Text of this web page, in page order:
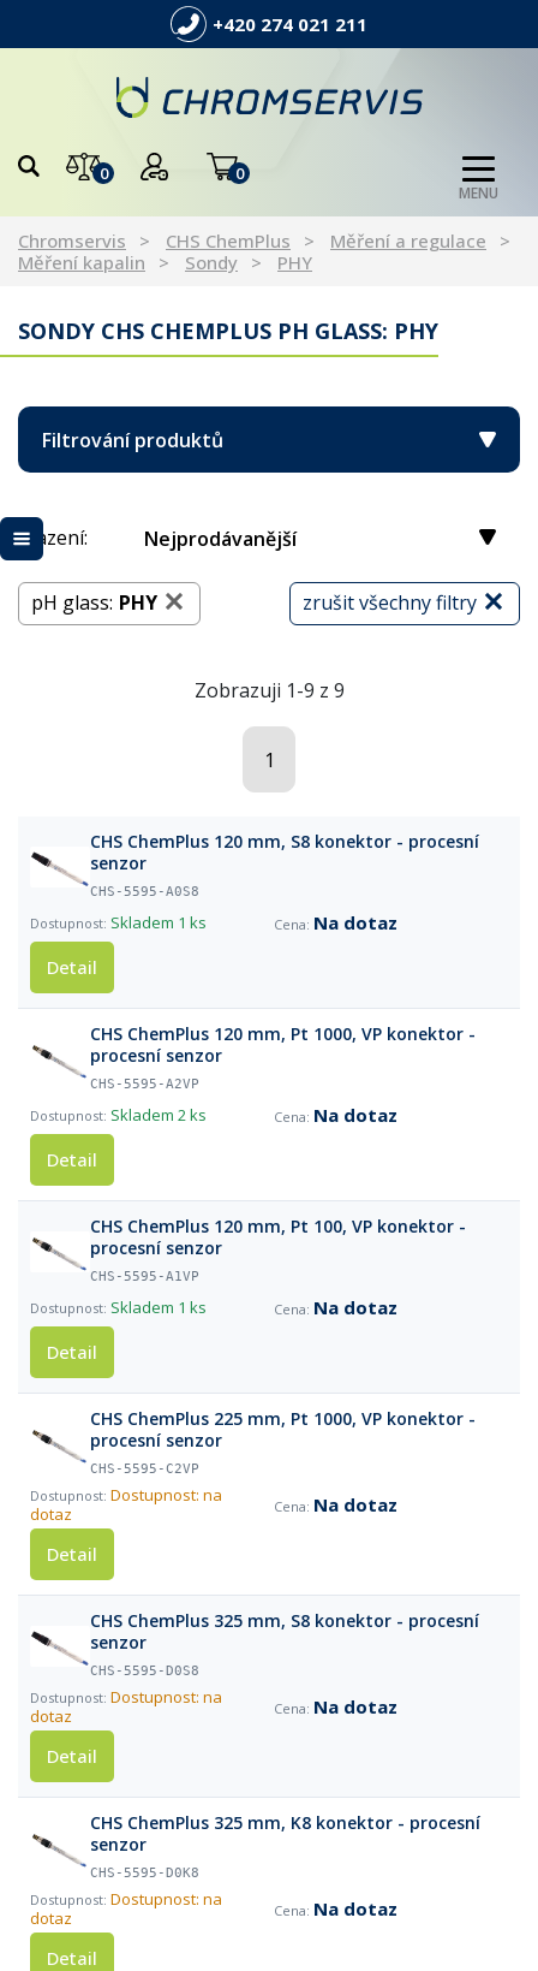
+420 274 021 211
0 0
MENU
Chromservis CHS ChemPlus
Měření a regulace
Měření kapalin
Sondy PHY
SONDY CHS CHEMPLUS PH GLASS: PHY
Filtrování produktů
Řazení: Nejprodávanější
zrušit všechny filtry
pH glass: PHY
Zobrazuji 1-9 z 9
1
CHS ChemPlus 120 mm, S8 konektor - procesní
senzor
CHS-5595-A0S8
Skladem 1 ks
Na dotaz
Detail
CHS ChemPlus 120 mm, Pt 1000, VP konektor -
procesní senzor
CHS-5595-A2VP
Skladem 2 ks
Na dotaz
Detail
CHS ChemPlus 120 mm, Pt 100, VP konektor -
procesní senzor
CHS-5595-A1VP
Skladem 1 ks
Na dotaz
Detail
CHS ChemPlus 225 mm, Pt 1000, VP konektor -
procesní senzor
CHS-5595-C2VP
Dostupnost: na
dotaz
Na dotaz
Detail
CHS ChemPlus 325 mm, S8 konektor - procesní
senzor
CHS-5595-D0S8
Dostupnost: na
dotaz
Na dotaz
Detail
CHS ChemPlus 325 mm, K8 konektor - procesní
senzor
CHS-5595-D0K8
Dostupnost: na
dotaz
Na dotaz
Detail